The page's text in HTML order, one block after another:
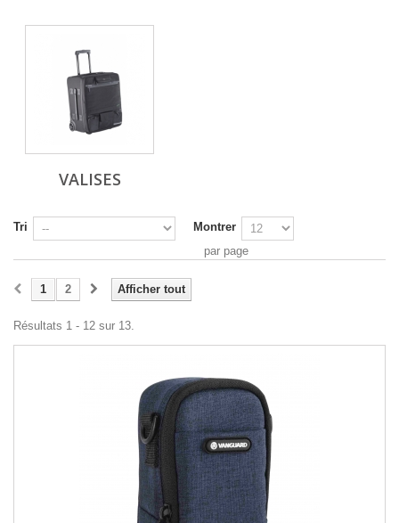
VALISES
Tri
Montrer
par page
Afficher tout
1 2
Résultats 1 - 12 sur 13.